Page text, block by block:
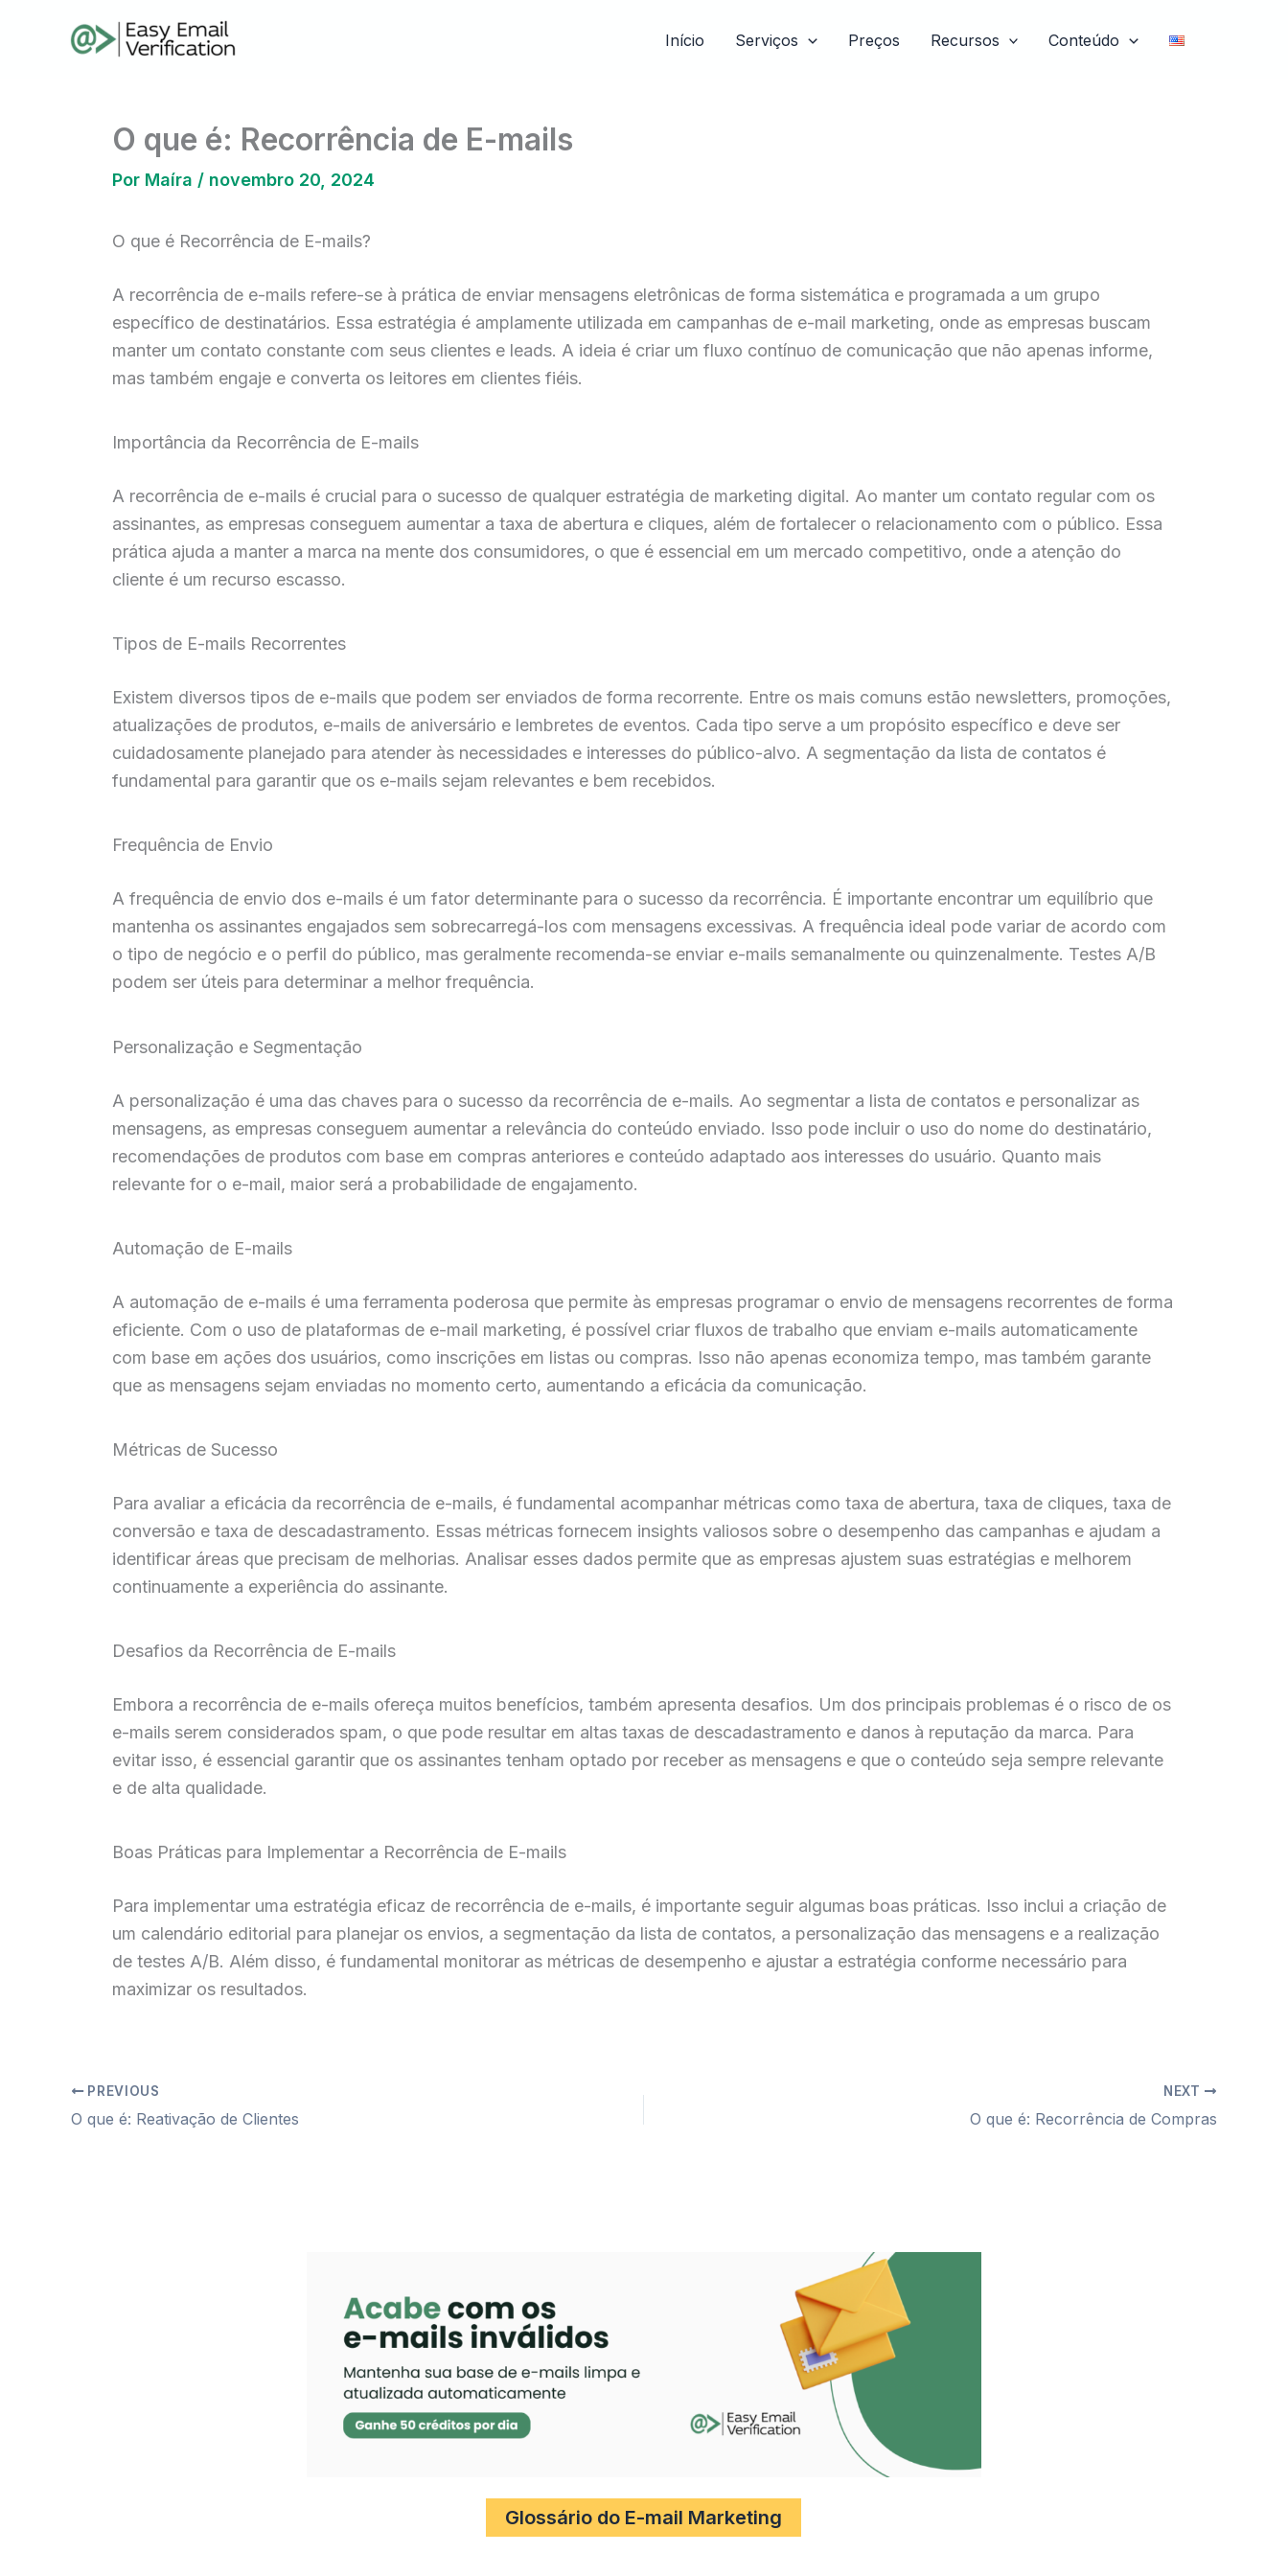
Início Serviços Preços Recursos Conteúdo
O que é: Recorrência de E-mails
Por Maíra / novembro 20, 2024
O que é Recorrência de E-mails?
A recorrência de e-mails refere-se à prática de enviar mensagens eletrônicas de forma sistemática e programada a um grupo
específico de destinatários. Essa estratégia é amplamente utilizada em campanhas de e-mail marketing, onde as empresas buscam
manter um contato constante com seus clientes e leads. A ideia é criar um fluxo contínuo de comunicação que não apenas informe,
mas também engaje e converta os leitores em clientes fiéis.
Importância da Recorrência de E-mails
A recorrência de e-mails é crucial para o sucesso de qualquer estratégia de marketing digital. Ao manter um contato regular com os
assinantes, as empresas conseguem aumentar a taxa de abertura e cliques, além de fortalecer o relacionamento com o público. Essa
prática ajuda a manter a marca na mente dos consumidores, o que é essencial em um mercado competitivo, onde a atenção do
cliente é um recurso escasso.
Tipos de E-mails Recorrentes
Existem diversos tipos de e-mails que podem ser enviados de forma recorrente. Entre os mais comuns estão newsletters, promoções,
atualizações de produtos, e-mails de aniversário e lembretes de eventos. Cada tipo serve a um propósito específico e deve ser
cuidadosamente planejado para atender às necessidades e interesses do público-alvo. A segmentação da lista de contatos é
fundamental para garantir que os e-mails sejam relevantes e bem recebidos.
Frequência de Envio
A frequência de envio dos e-mails é um fator determinante para o sucesso da recorrência. É importante encontrar um equilíbrio que
mantenha os assinantes engajados sem sobrecarregá-los com mensagens excessivas. A frequência ideal pode variar de acordo com
o tipo de negócio e o perfil do público, mas geralmente recomenda-se enviar e-mails semanalmente ou quinzenalmente. Testes A/B
podem ser úteis para determinar a melhor frequência.
Personalização e Segmentação
A personalização é uma das chaves para o sucesso da recorrência de e-mails. Ao segmentar a lista de contatos e personalizar as
mensagens, as empresas conseguem aumentar a relevância do conteúdo enviado. Isso pode incluir o uso do nome do destinatário,
recomendações de produtos com base em compras anteriores e conteúdo adaptado aos interesses do usuário. Quanto mais
relevante for o e-mail, maior será a probabilidade de engajamento.
Automação de E-mails
A automação de e-mails é uma ferramenta poderosa que permite às empresas programar o envio de mensagens recorrentes de forma
eficiente. Com o uso de plataformas de e-mail marketing, é possível criar fluxos de trabalho que enviam e-mails automaticamente
com base em ações dos usuários, como inscrições em listas ou compras. Isso não apenas economiza tempo, mas também garante
que as mensagens sejam enviadas no momento certo, aumentando a eficácia da comunicação.
Métricas de Sucesso
Para avaliar a eficácia da recorrência de e-mails, é fundamental acompanhar métricas como taxa de abertura, taxa de cliques, taxa de
conversão e taxa de descadastramento. Essas métricas fornecem insights valiosos sobre o desempenho das campanhas e ajudam a
identificar áreas que precisam de melhorias. Analisar esses dados permite que as empresas ajustem suas estratégias e melhorem
continuamente a experiência do assinante.
Desafios da Recorrência de E-mails
Embora a recorrência de e-mails ofereça muitos benefícios, também apresenta desafios. Um dos principais problemas é o risco de os
e-mails serem considerados spam, o que pode resultar em altas taxas de descadastramento e danos à reputação da marca. Para
evitar isso, é essencial garantir que os assinantes tenham optado por receber as mensagens e que o conteúdo seja sempre relevante
e de alta qualidade.
Boas Práticas para Implementar a Recorrência de E-mails
Para implementar uma estratégia eficaz de recorrência de e-mails, é importante seguir algumas boas práticas. Isso inclui a criação de
um calendário editorial para planejar os envios, a segmentação da lista de contatos, a personalização das mensagens e a realização
de testes A/B. Além disso, é fundamental monitorar as métricas de desempenho e ajustar a estratégia conforme necessário para
maximizar os resultados.
PREVIOUS
O que é: Reativação de Clientes
NEXT
O que é: Recorrência de Compras
Glossário do E-mail Marketing